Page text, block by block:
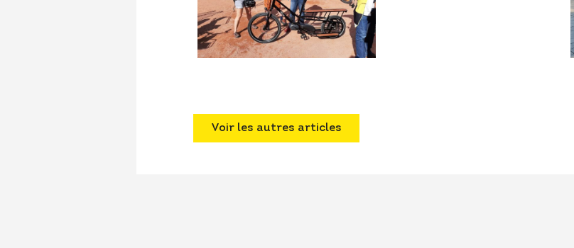
Voir les autres articles